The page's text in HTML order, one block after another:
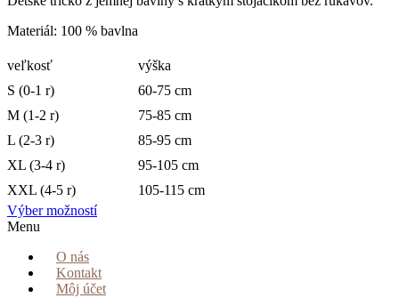
Materiál: 100 % bavlna
veľkosť
výška
S (0-1 r)
60-75 cm
M (1-2 r)
75-85 cm
L (2-3 r)
85-95 cm
XL (3-4 r)
95-105 cm
XXL (4-5 r)
105-115 cm
Výber možností
Menu
O nás
Kontakt
Môj účet